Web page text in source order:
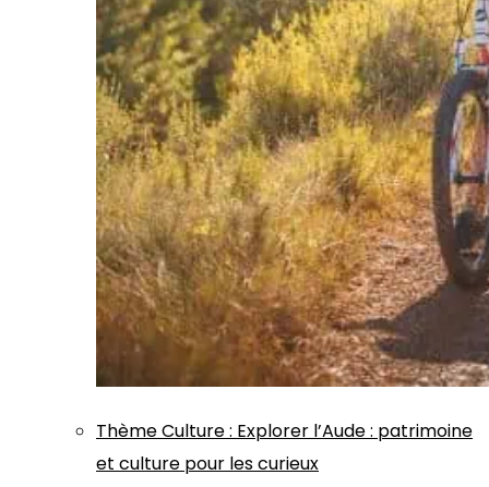
ThèmeCulture: Explorer l’Aude : patrimoine
et culture pour les curieux